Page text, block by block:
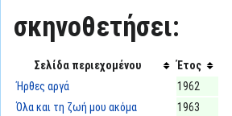
σκηνοθετήσει:
Σελίδα περιεχομένου
Έτος
Ήρθες αργά
1962
Όλα και τη ζωή μου ακόμα
1963